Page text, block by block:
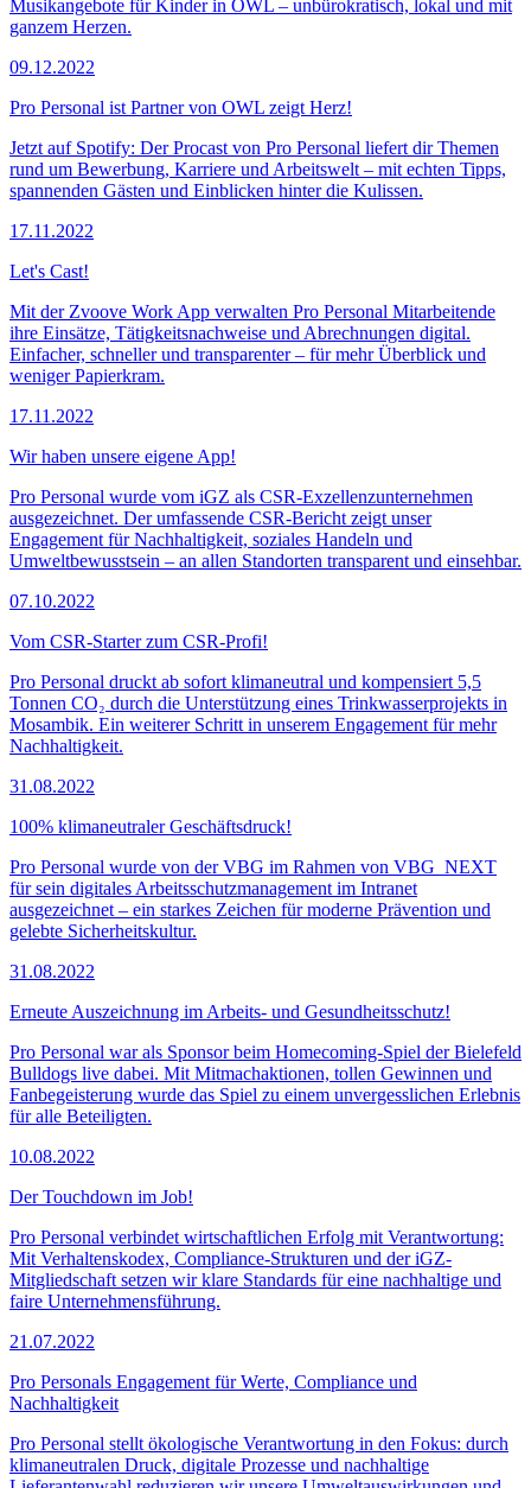
Musikangebote für Kinder in OWL – unbürokratisch, lokal und mit
ganzem Herzen.
09.12.2022
Pro Personal ist Partner von OWL zeigt Herz!
Jetzt auf Spotify: Der Procast von Pro Personal liefert dir Themen
rund um Bewerbung, Karriere und Arbeitswelt – mit echten Tipps,
spannenden Gästen und Einblicken hinter die Kulissen.
17.11.2022
Let's Cast!
Mit der Zvoove Work App verwalten Pro Personal Mitarbeitende
ihre Einsätze, Tätigkeitsnachweise und Abrechnungen digital.
Einfacher, schneller und transparenter – für mehr Überblick und
weniger Papierkram.
17.11.2022
Wir haben unsere eigene App!
Pro Personal wurde vom iGZ als CSR-Exzellenzunternehmen
ausgezeichnet. Der umfassende CSR-Bericht zeigt unser
Engagement für Nachhaltigkeit, soziales Handeln und
Umweltbewusstsein – an allen Standorten transparent und einsehbar.
07.10.2022
Vom CSR-Starter zum CSR-Profi!
Pro Personal druckt ab sofort klimaneutral und kompensiert 5,5
Tonnen CO₂ durch die Unterstützung eines Trinkwasserprojekts in
Mosambik. Ein weiterer Schritt in unserem Engagement für mehr
Nachhaltigkeit.
31.08.2022
100% klimaneutraler Geschäftsdruck!
Pro Personal wurde von der VBG im Rahmen von VBG_NEXT
für sein digitales Arbeitsschutzmanagement im Intranet
ausgezeichnet – ein starkes Zeichen für moderne Prävention und
gelebte Sicherheitskultur.
31.08.2022
Erneute Auszeichnung im Arbeits- und Gesundheitsschutz!
Pro Personal war als Sponsor beim Homecoming-Spiel der Bielefeld
Bulldogs live dabei. Mit Mitmachaktionen, tollen Gewinnen und
Fanbegeisterung wurde das Spiel zu einem unvergesslichen Erlebnis
für alle Beteiligten.
10.08.2022
Der Touchdown im Job!
Pro Personal verbindet wirtschaftlichen Erfolg mit Verantwortung:
Mit Verhaltenskodex, Compliance-Strukturen und der iGZ-
Mitgliedschaft setzen wir klare Standards für eine nachhaltige und
faire Unternehmensführung.
21.07.2022
Pro Personals Engagement für Werte, Compliance und
Nachhaltigkeit
Pro Personal stellt ökologische Verantwortung in den Fokus: durch
klimaneutralen Druck, digitale Prozesse und nachhaltige